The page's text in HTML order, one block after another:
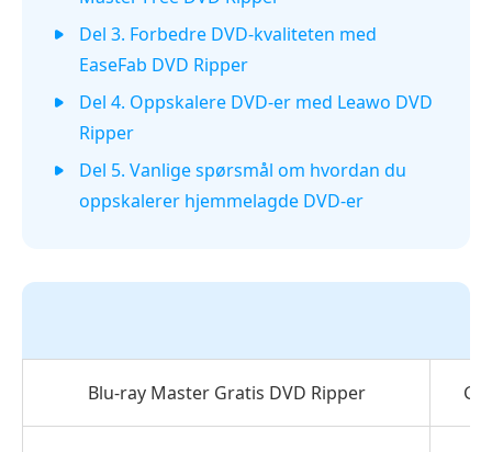
Del 3. Forbedre DVD-kvaliteten med
EaseFab DVD Ripper
Del 4. Oppskalere DVD-er med Leawo DVD
Ripper
Del 5. Vanlige spørsmål om hvordan du
oppskalerer hjemmelagde DVD-er
Blu-ray Master Gratis DVD Ripper